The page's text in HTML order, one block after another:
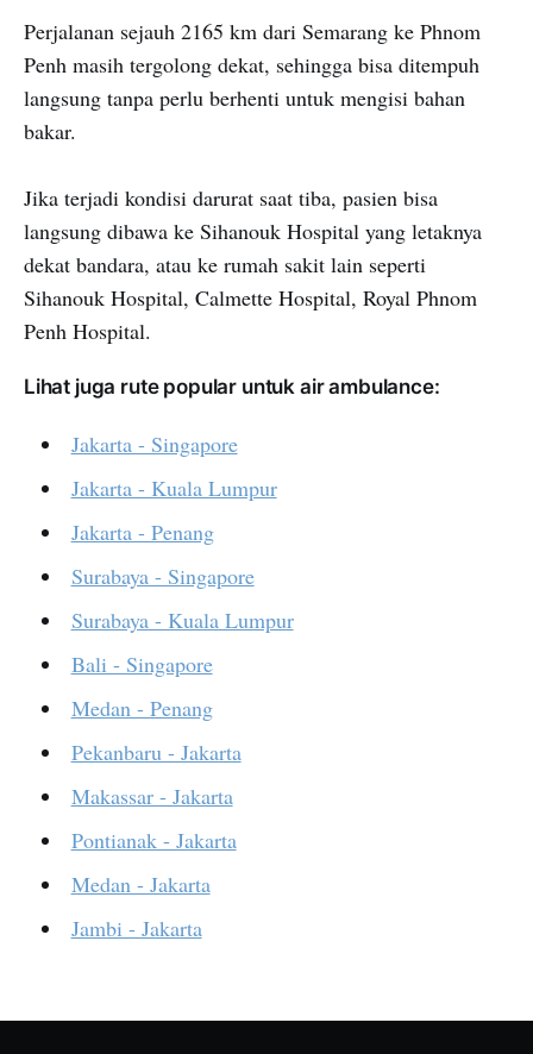
Perjalanan sejauh 2165 km dari Semarang ke Phnom
Penh masih tergolong dekat, sehingga bisa ditempuh
langsung tanpa perlu berhenti untuk mengisi bahan
bakar.
Jika terjadi kondisi darurat saat tiba, pasien bisa
langsung dibawa ke Sihanouk Hospital yang letaknya
dekat bandara, atau ke rumah sakit lain seperti
Sihanouk Hospital, Calmette Hospital, Royal Phnom
Penh Hospital.
Lihat juga rute popular untuk air ambulance:
Jakarta - Singapore
Jakarta - Kuala Lumpur
Jakarta - Penang
Surabaya - Singapore
Surabaya - Kuala Lumpur
Bali - Singapore
Medan - Penang
Pekanbaru - Jakarta
Makassar - Jakarta
Pontianak - Jakarta
Medan - Jakarta
Jambi - Jakarta